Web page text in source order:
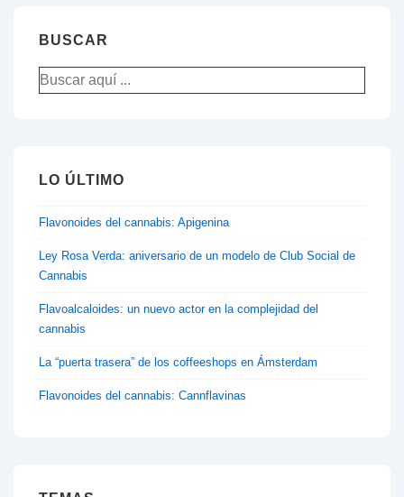
cannabis
BUSCAR
Buscar
por:
LO ÚLTIMO
Flavonoides del cannabis: Apigenina
Ley Rosa Verda: aniversario de un modelo de Club Social de
Cannabis
Flavoalcaloides: un nuevo actor en la complejidad del
cannabis
La “puerta trasera” de los coffeeshops en Ámsterdam
Flavonoides del cannabis: Cannflavinas